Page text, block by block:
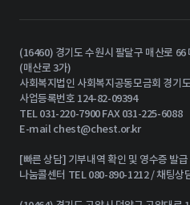
(16460) 경기도 수원시 팔달구 매산로 66
(매산로 3가)
사회복지법인 사회복지공동모금회 경기
사업등록번호 124-82-09394
TEL 031-220-7900 FAX 031-225-6088
E-mailchest@chest.or.kr
[빠른 상담] 기부내역 확인 및 영수증 발급
나눔콜센터 TEL 080-890-1212 / 채팅